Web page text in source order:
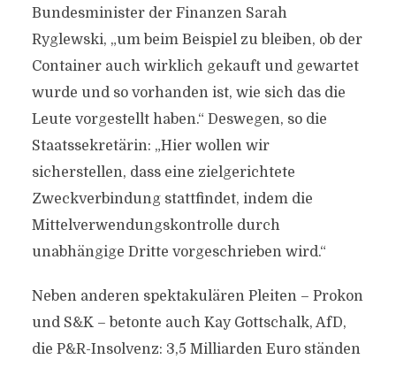
Bundesminister der Finanzen Sarah
Ryglewski, „um beim Beispiel zu bleiben, ob der
Container auch wirklich gekauft und gewartet
wurde und so vorhanden ist, wie sich das die
Leute vorgestellt haben.“ Deswegen, so die
Staatssekretärin: „Hier wollen wir
sicherstellen, dass eine zielgerichtete
Zweckverbindung stattfindet, indem die
Mittelverwendungskontrolle durch
unabhängige Dritte vorgeschrieben wird.“
Neben anderen spektakulären Pleiten – Prokon
und S&K – betonte auch Kay Gottschalk, AfD,
die P&R-Insolvenz: 3,5 Milliarden Euro ständen